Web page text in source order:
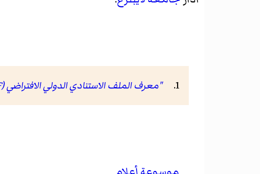
"معرف الملف الاستنادي الدولي الافتراضي (VIAF) لصفحة فريتز فرانز كيرشنر"